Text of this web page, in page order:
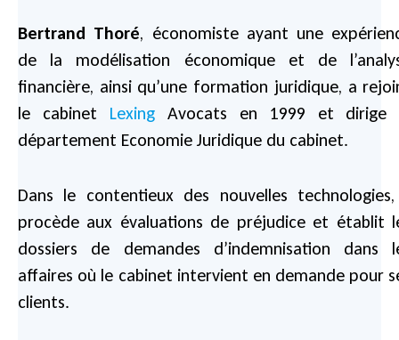
Bertrand Thoré, économiste ayant une
de la modélisation économique et de
financière, ainsi qu’une formation juridique, a
le cabinet LexingAvocats en 1999 et dirige
département Economie Juridique du cabinet.
Dans le contentieux des nouvelles
procède aux évaluations de préjudice et établit
dossiers de demandes d’indemnisation dans
affaires où le cabinet intervient en demande pour
clients.